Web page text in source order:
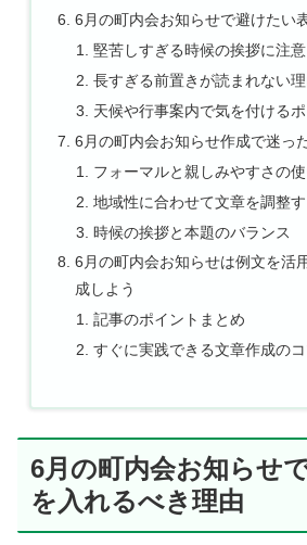
6月の町内会お知らせで避けたい
堅苦しすぎる時候の挨拶に注意
長すぎる前置きが読まれない
天候や行事案内で気を付けるポ
6月の町内会お知らせ作成で迷っ
フォーマルと親しみやすさの
地域性に合わせて文章を調整
時候の挨拶と本題のバランス
6月の町内会お知らせは例文を活
成しよう
記事のポイントまとめ
すぐに実践できる文章作成の
6月の町内会お知らせ
を入れるべき理由